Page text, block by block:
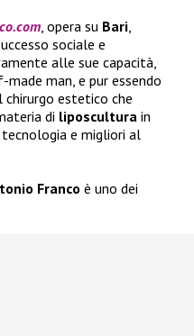
, opera su Bari
sociale e
alle sue capacità,
man, e pur essendo
chirurgo estetico che
di liposcultura in
e migliori al
Franco è uno dei